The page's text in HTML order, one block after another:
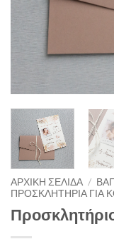
ΑΡΧΙΚΉ ΣΕΛΊΔΑ /
ΠΡΟΣΚΛΗΤΗΡΙΑ ΓΙΑ